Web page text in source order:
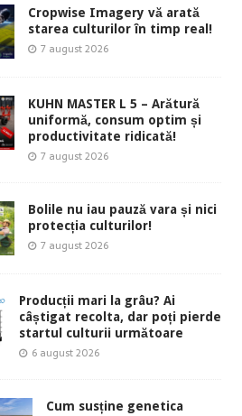
Cropwise Imagery vă arată
starea culturilor în timp real!
7 august 2026
KUHN MASTER L 5 – Arătură
uniformă, consum optim și
productivitate ridicată!
7 august 2026
Bolile nu iau pauză vara și nici
protecția culturilor!
7 august 2026
Producții mari la grâu? Ai
câștigat recolta, dar poți pierde
startul culturii următoare
6 august 2026
Cum susține genetica